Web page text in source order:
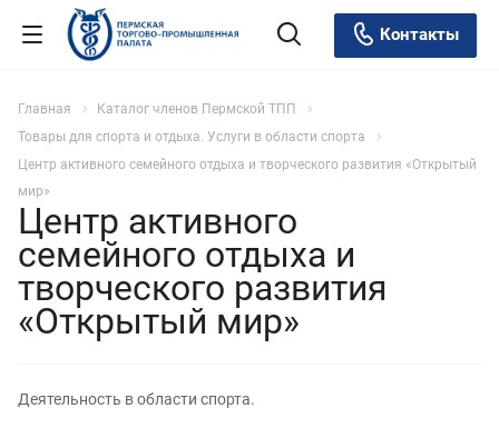
Контакты
Главная
Каталог членов Пермской ТПП
Товары для спорта и отдыха. Услуги в области спорта
Центр активного семейного отдыха и творческого развития «Открытый
мир»
Центр активного
семейного отдыха и
творческого развития
«Открытый мир»
Деятельность в области спорта.